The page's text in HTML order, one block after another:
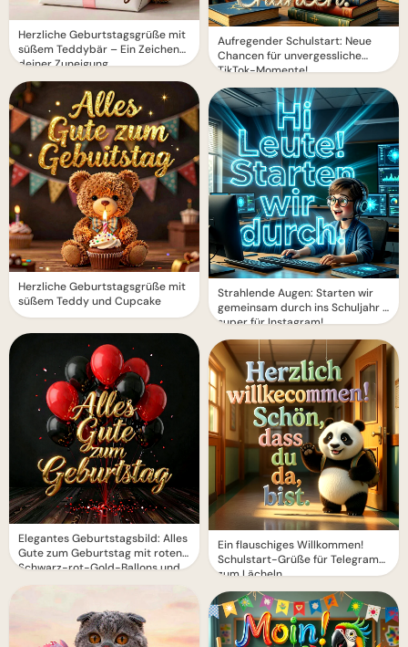
Herzliche Geburtstagsgrüße mit
süßem Teddybär – Ein Zeichen
deiner Zuneigung
Herzliche Geburtstagsgrüße mit
süßem Teddy und Cupcake
Elegantes Geburtstagsbild: Alles
Gute zum Geburtstag mit roten
Schwarz-rot-Gold-Ballons und
Aufregender Schulstart: Neue
Chancen für unvergessliche
TikTok-Momente!
Strahlende Augen: Starten wir
gemeinsam durch ins Schuljahr –
super für Instagram!
Ein flauschiges Willkommen!
Schulstart-Grüße für Telegram
zum Lächeln